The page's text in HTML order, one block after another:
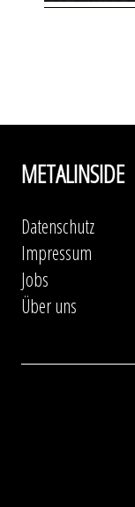
METALINSIDE
Datenschutz
Impressum
Jobs
Über uns